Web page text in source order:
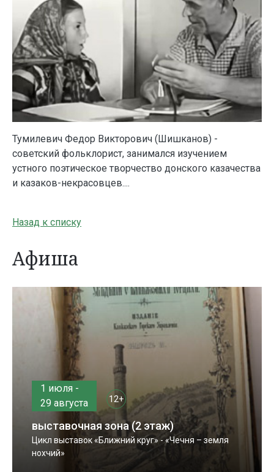
Тумилевич Федор Викторович (Шишканов) -
советский фольклорист, занимался изучением
устного поэтическое творчество донского казачества
и казаков-некрасовцев....
Назад к списку
Афиша
1 июля -
29 августа
12+
выставочная зона (2 этаж)
Цикл выставок «Ближний круг» - «Чечня – земля
нохчий»